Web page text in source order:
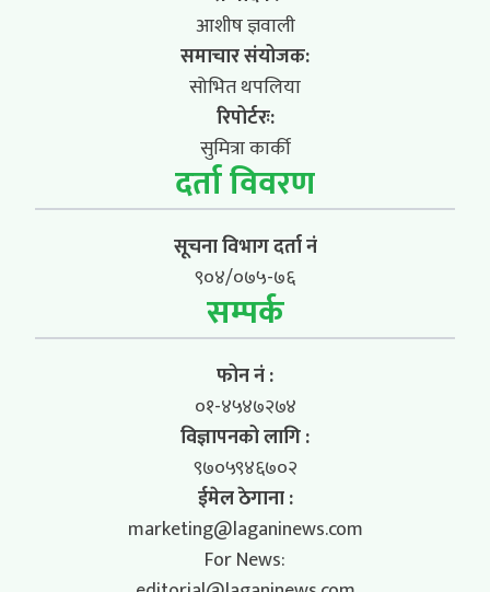
आशीष ज्ञवाली
समाचार संयोजक:
सोभित थपलिया
रिपोर्टरः:
सुमित्रा कार्की
दर्ता विवरण
सूचना विभाग दर्ता नं
९०४/०७५-७६
सम्पर्क
फोन नं :
०१-४५४७२७४
विज्ञापनको लागि :
९७०५९४६७०२
ईमेल ठेगाना :
marketing@laganinews.com
For News: